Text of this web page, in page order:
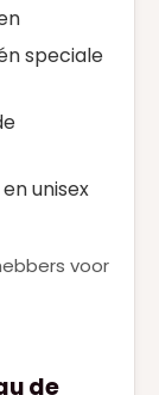
speciale
unisex
voor
de